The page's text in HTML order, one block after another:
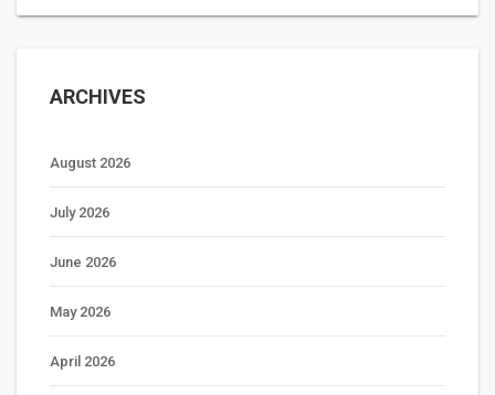
ARCHIVES
August 2026
July 2026
June 2026
May 2026
April 2026